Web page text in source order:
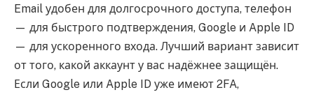
Email удобен для долгосрочного доступа, телефон
— для быстрого подтверждения, Google и Apple ID
— для ускоренного входа. Лучший вариант зависит
от того, какой аккаунт у вас надёжнее защищён.
Если Google или Apple ID уже имеют 2FA,